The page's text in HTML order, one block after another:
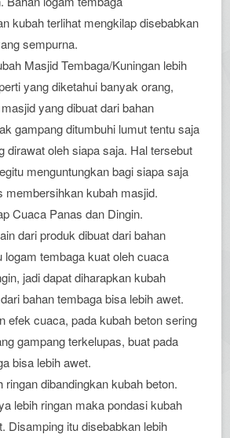
kubah terlihat mengkilap disebabkan
sempurna.
Masjid Tembaga/Kuningan lebih
yang diketahui banyak orang,
yang dibuat dari bahan
gampang ditumbuhi lumut tentu saja
dirawat oleh siapa saja. Hal tersebut
menguntungkan bagi siapa saja
membersihkan kubah masjid.
Cuaca Panas dan Dingin.
dari produk dibuat dari bahan
logam tembaga kuat oleh cuaca
jadi dapat diharapkan kubah
bahan tembaga bisa lebih awet.
efek cuaca, pada kubah beton sering
gampang terkelupas, buat pada
bisa lebih awet.
ringan dibandingkan kubah beton.
lebih ringan maka pondasi kubah
Disamping itu disebabkan lebih